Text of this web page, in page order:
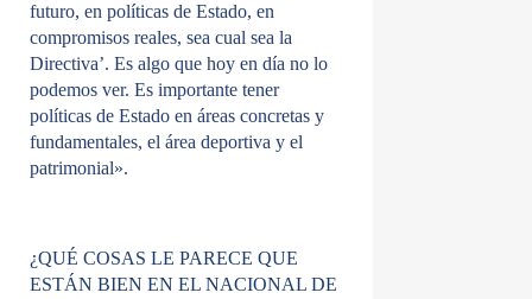
futuro, en políticas de Estado, en
compromisos reales, sea cual sea la
Directiva’. Es algo que hoy en día no lo
podemos ver. Es importante tener
políticas de Estado en áreas concretas y
fundamentales, el área deportiva y el
patrimonial».
¿QUÉ COSAS LE PARECE QUE
ESTÁN BIEN EN EL NACIONAL DE